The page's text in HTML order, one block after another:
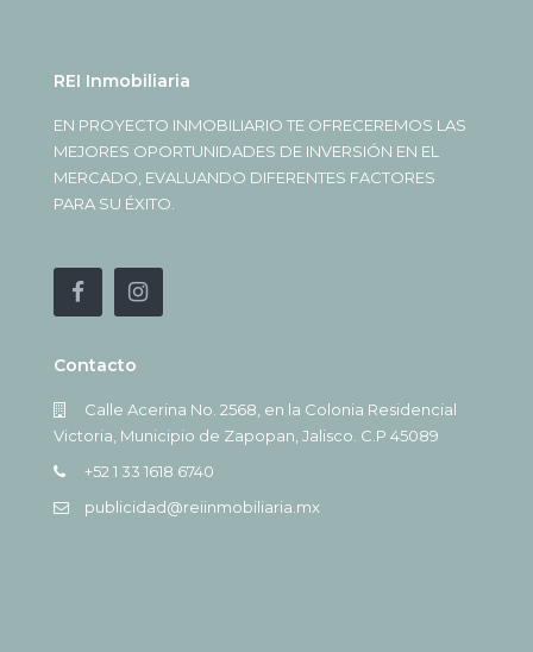
REI Inmobiliaria
EN PROYECTO INMOBILIARIO TE OFRECEREMOS LAS
MEJORES OPORTUNIDADES DE INVERSIÓN EN EL
MERCADO, EVALUANDO DIFERENTES FACTORES
PARA SU ÉXITO.
Contacto
Calle Acerina No. 2568, en la Colonia Residencial
Victoria, Municipio de Zapopan, Jalisco. C.P 45089
+52 1 33 1618 6740
publicidad@reiinmobiliaria.mx